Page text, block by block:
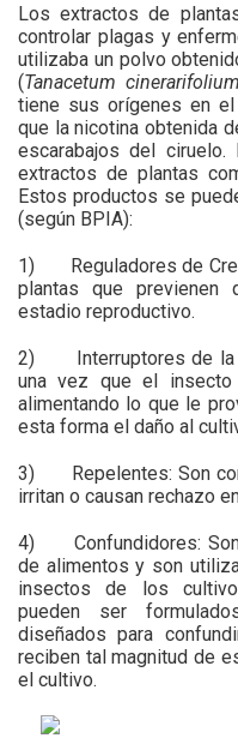
Los extractos de
controlar plagas y
utilizaba un polvo
(Tanacetum cinerarifolium
tiene sus orígenes en
que la nicotina obtenida
escarabajos del
extractos de plantas
Estos productos se
(según BPIA):
1) Reguladores de
plantas que
estadio reproductivo.
2) Interruptores de la
una vez que el
alimentando lo que le
esta forma el daño al
3) Repelentes: Son
irritan o causan rechazo
4) Confundidores: Son
de alimentos y son
insectos de los
pueden ser
diseñados para
reciben tal magnitud de
el cultivo.